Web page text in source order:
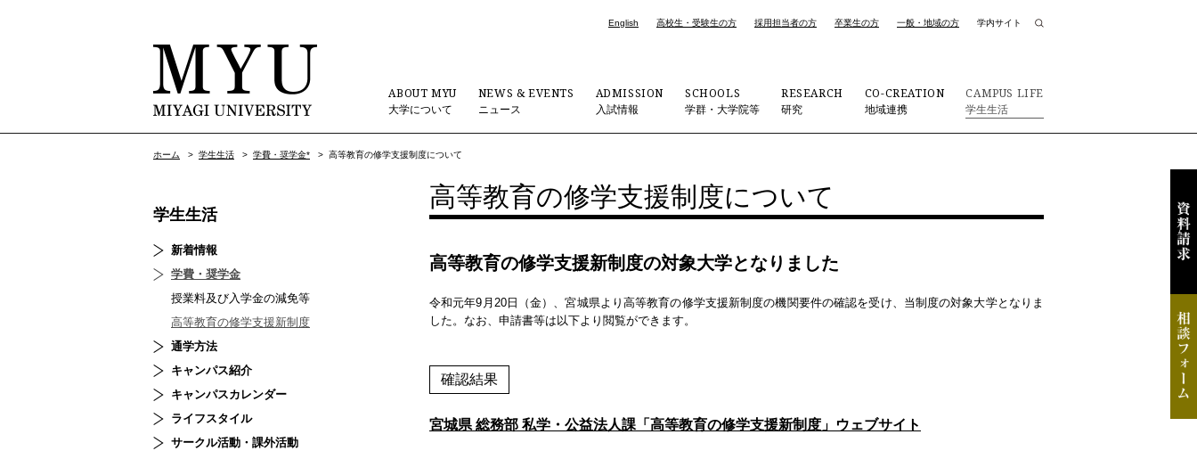
English 高校生・受験生の方 採用担当者の方 卒業生の方 一般・地域の方 学内サイト
ABOUT MYU
大学について
NEWS & EVENTS
ニュース
ADMISSION
入試情報
SCHOOLS
学群・大学院等
RESEARCH
研究
CO-CREATION
地域連携
CAMPUS LIFE
学生生活
ホーム > 学生生活 > 学費・奨学金* > 高等教育の修学支援制度について
高等教育の修学支援制度について
高等教育の修学支援新制度の対象大学となりました
令和元年9月20日（金）、宮城県より高等教育の修学支援新制度の機関要件の確認を受け、当制度の対象大学となりま
した。なお、申請書等は以下より閲覧ができます。
確認結果
宮城県 総務部 私学・公益法人課「高等教育の修学支援新制度」ウェブサイト
学生生活
新着情報
学費・奨学金
授業料及び入学金の減免等
高等教育の修学支援新制度
通学方法
キャンパス紹介
キャンパスカレンダー
ライフスタイル
サークル活動・課外活動